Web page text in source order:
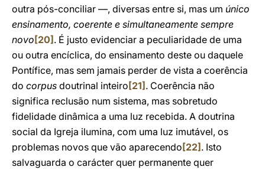
outra pós-conciliar —, diversas entre si, mas um único
ensinamento, coerente e simultaneamente sempre
novo [20] . É justo evidenciar a peculiaridade de uma
ou outra encíclica, do ensinamento deste ou daquele
Pontífice, mas sem jamais perder de vista a coerência
do corpus doutrinal inteiro [21] . Coerência não
significa reclusão num sistema, mas sobretudo
fidelidade dinâmica a uma luz recebida. A doutrina
social da Igreja ilumina, com uma luz imutável, os
problemas novos que vão aparecendo [22] . Isto
salvaguarda o carácter quer permanente quer